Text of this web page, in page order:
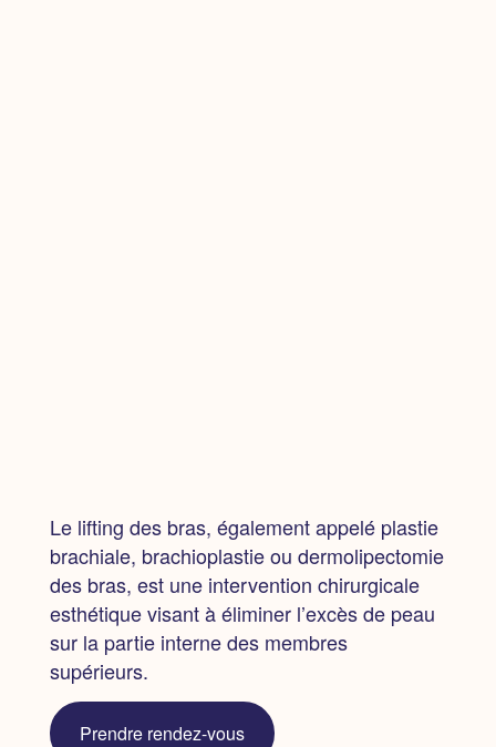
Le lifting des bras, également appelé plastie
brachiale, brachioplastie ou dermolipectomie
des bras, est une intervention chirurgicale
esthétique visant à éliminer l’excès de peau
sur la partie interne des membres
supérieurs.
Prendre rendez-vous